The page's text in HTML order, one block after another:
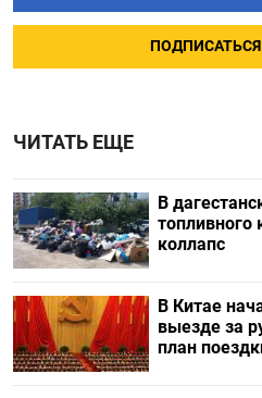
ПОДПИСАТЬСЯ
ЧИТАТЬ ЕЩЕ
В
топливного
коллапс
В Китае
выезде за
план